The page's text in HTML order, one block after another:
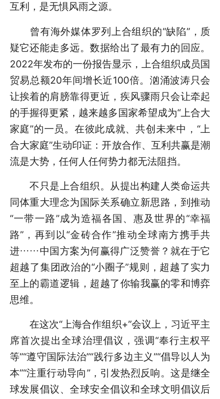
互利，是无惧风雨之源。
曾有海外媒体罗列上合组织的“缺陷”，质
疑它还能走多远。数据给出了最有力的回应。
2022年发布的一份报告显示，上合组织成员国
贸易总额20年间增长近100倍。汹涌波涛只会
让挨着的肩膀靠得更近，疾风骤雨只会让牵起
的手握得更紧，越来越多国家希望成为“上合大
家庭”的一员。在彼此成就、共创未来中，“上
合大家庭”生动印证：开放合作、互利共赢是潮
流是大势，任何人任何势力都无法阻挡。
不只是上合组织。从提出构建人类命运共
同体重大理念为国际关系确立新思路，到推动
“一带一路”成为造福各国、惠及世界的“幸福
路”，再到以“金砖合作”推动全球南方携手共
进……中国方案为何赢得广泛赞誉？就在于它
超越了集团政治的“小圈子”规则，超越了实力
至上的霸道逻辑，超越了你输我赢的零和博弈
思维。
在这次“上海合作组织+”会议上，习近平主
席首次提出全球治理倡议，强调“奉行主权平
等”“遵守国际法治”“践行多边主义”“倡导以人为
本”“注重行动导向”，引发热烈反响。这是继全
球发展倡议、全球安全倡议和全球文明倡议后